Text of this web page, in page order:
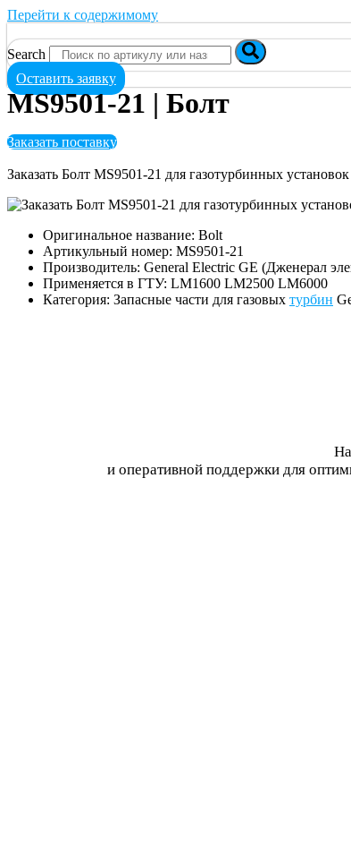
Перейти к содержимому
Search
Оставить заявку
MS9501-21 | Болт
Заказать поставку
Заказать Болт MS9501-21 для газотурбинных
Оригинальное название: Bolt
Артикульный номер: MS9501-21
Производитель: General Electric GE (Дженерал
Применяется в ГТУ: LM1600 LM2500 LM6000
Категория: Запасные части для газовых турбин
и оперативной поддержки для